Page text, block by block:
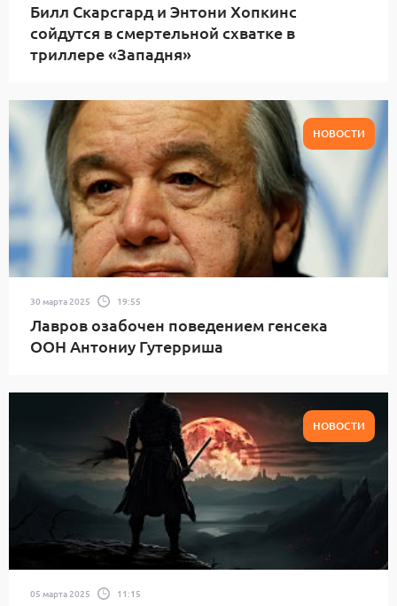
Билл Скарсгард и Энтони Хопкинс
сойдутся в смертельной схватке в
триллере «Западня»
НОВОСТИ
30 марта 2025 19:55
Лавров озабочен поведением генсека
ООН Антониу Гутерриша
НОВОСТИ
05 марта 2025 11:15